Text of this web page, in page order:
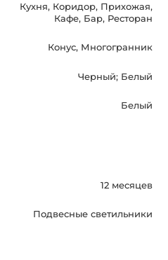
Кухня, Коридор, Прихожая,
Кафе, Бар, Ресторан
Конус, Многогранник
Черный; Белый
Белый
12 месяцев
Подвесные светильники